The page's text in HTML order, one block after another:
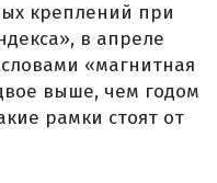
креплений при
в апреле
«магнитная
выше, чем годом
рамки стоят от